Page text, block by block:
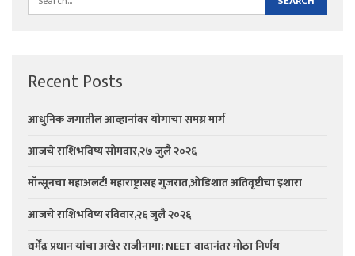
Recent Posts
आधुनिक जगातील आव्हानांवर योगाचा समग्र मार्ग
आजचे राशिभविष्य सोमवार,२७ जुलै २०२६
मॉन्सूनचा महाअलर्ट! महाराष्ट्रासह गुजरात,ओडिशात अतिवृष्टीचा इशारा
आजचे राशिभविष्य रविवार,२६ जुलै २०२६
धर्मेंद्र प्रधान यांचा अखेर राजीनामा; NEET वादानंतर मोठा निर्णय